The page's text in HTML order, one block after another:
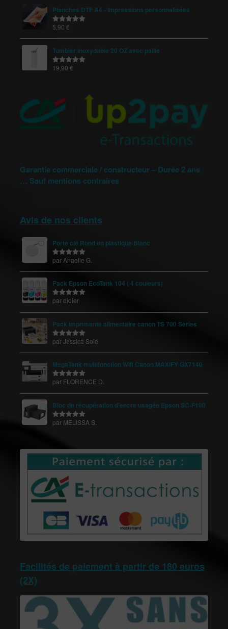
Planches DTF A4 - Impressions personnalisées
Note5.00
5,90 €
Tumbler inoxydable 20 OZ avec paille
Note5.00
19,90 €
Garantie commerciale / constructeur – Durée 2 ans
… Sauf mentions contraires
Avis de nos clients
Porte clé Rond en plastique Blanc
Note5sur
par Anaelle G.
Pack Epson EcoTank 104 ( 4 couleurs)
Note 5sur
par didier
Pack imprimante alimentaire canon TS 700 Series
Note5sur
par Jessica Solé
MegaTank multifonction Wifi Canon MAXIFY GX7140
Note
sur
par FLORENCE D.
Bloc de récupération d'encre usagée Epson SC-F100
Note 5sur
par MELISSA S.
Facilités de paiement à partir de 180 euros
(2X)